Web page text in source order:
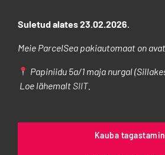
Suletud alates 23.02.2026.
Meie ParcelSea pakiautomaat on
Papiniidu 5a/1 maja nurgal
Loe lähemaltSIIT.
Kauba